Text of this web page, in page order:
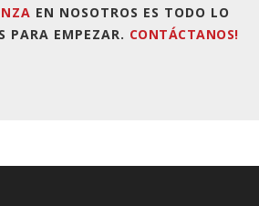
EN NOSOTROS ES TODO LO
PARA EMPEZAR. CONTÁCTANOS!